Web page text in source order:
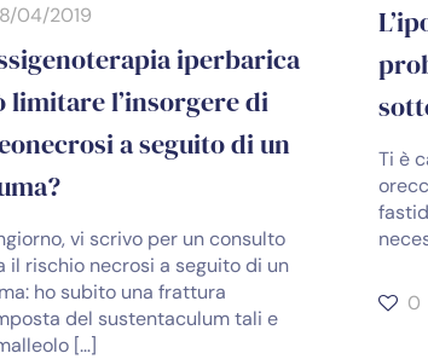
04/2019
iperbarica
limitare l’insorgere di
a seguito di un
vi scrivo per un consulto
il rischio necrosi a seguito di un
ho subito una frattura
del sustentaculum tali e
[…]
Ti è
0